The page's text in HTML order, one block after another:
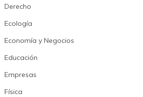
Derecho
Ecología
Economía y Negocios
Educación
Empresas
Física